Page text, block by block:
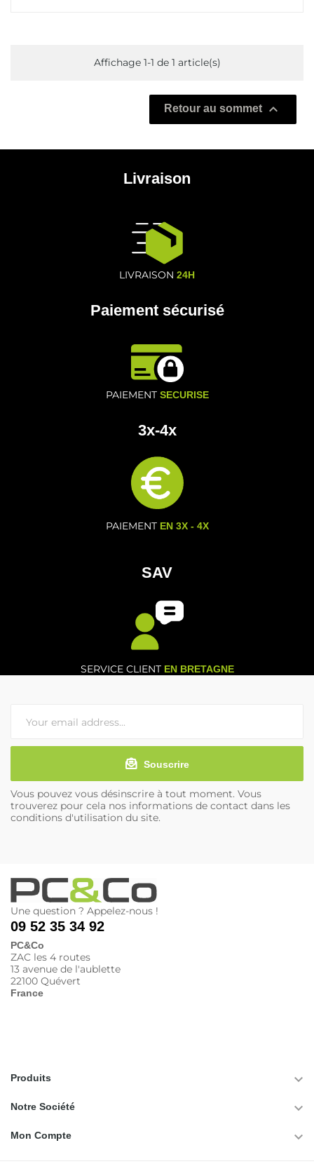
Affichage 1-1 de 1 article(s)
Retour au sommet 
Livraison
LIVRAISON 24H
Paiement sécurisé
PAIEMENT SECURISE
3x-4x
PAIEMENT EN 3X - 4X
SAV
SERVICE CLIENT EN BRETAGNE
Souscrire
Vous pouvez vous désinscrire à tout moment. Vous
trouverez pour cela nos informations de contact dans les
conditions d'utilisation du site.
Une question ? Appelez-nous !
09 52 35 34 92
PC&Co
ZAC les 4 routes
13 avenue de l'aublette
22100 Quévert
France
Produits 
Notre Société 
Mon Compte 